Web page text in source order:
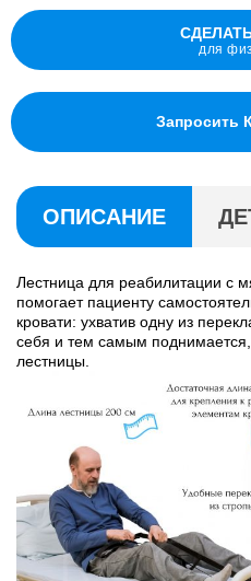
для
Запросить
ОПИСАНИЕ
Лестница для реабилитации с
помогает пациенту
кровати: ухватив одну из
себя и тем самым
лестницы.